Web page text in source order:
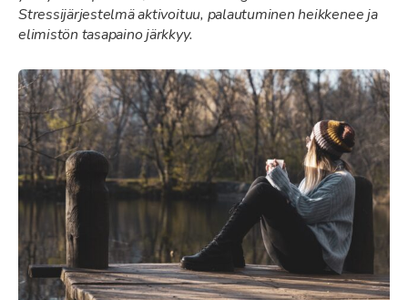
Stressijärjestelmä aktivoituu, palautuminen heikkenee ja
elimistön tasapaino järkkyy.